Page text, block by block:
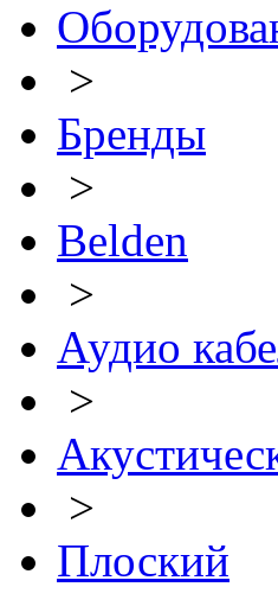
>
Бренды
>
Belden
>
Аудио
>
>
Плоский